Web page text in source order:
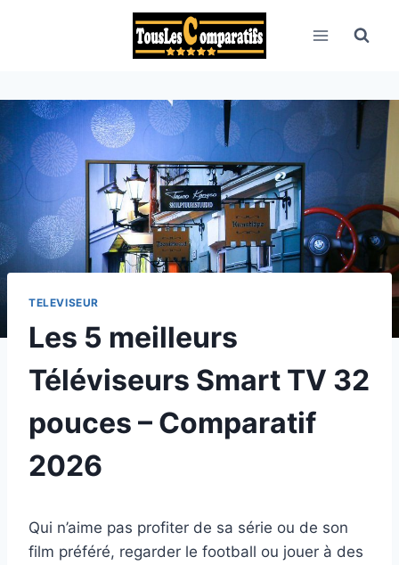
TELEVISEUR
Les 5 meilleurs
Téléviseurs Smart TV 32
pouces – Comparatif
2026
Qui n’aime pas profiter de sa série ou de son
film préféré, regarder le football ou jouer à des